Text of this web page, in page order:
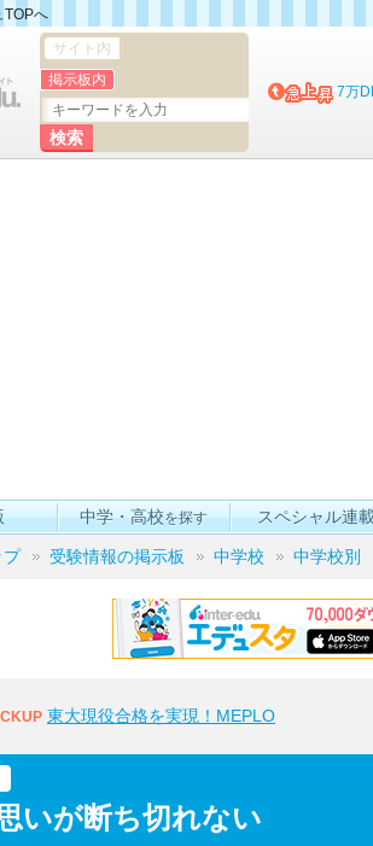
TOPへ
サイト内
掲示板内
7万
中学・高校を探す スペシャル連
プ 受験情報の掲示板 中学校 中学校別
東大現役合格を実現！MEPLO
いが断ち切れない